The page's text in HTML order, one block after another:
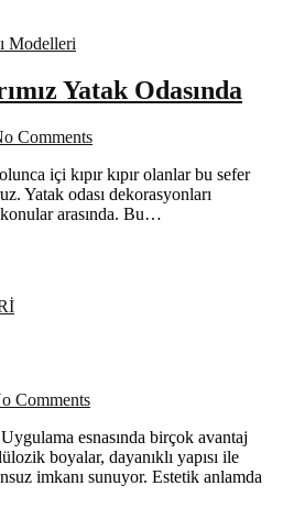
Modelleri
Yatak Odasında
Comments
içi kıpır kıpır olanlar bu sefer
Yatak odası dekorasyonları
arasında. Bu…
Comments
esnasında birçok avantaj
boyalar, dayanıklı yapısı ile
imkanı sunuyor. Estetik anlamda